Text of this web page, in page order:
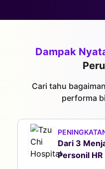
Dampak
Cari tahu
performa
Dari 3
Personil HR